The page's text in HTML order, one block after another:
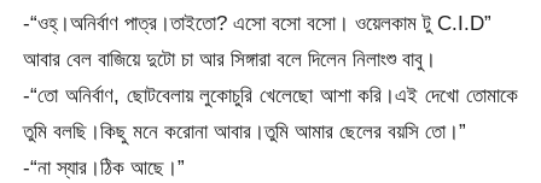
-“ওহ্।অনির্বাণ পাত্র।তাইতো? এসো বসো বসো। ওয়েলকাম টু C.I.D”
আবার বেল বাজিয়ে দুটো চা আর সিঙ্গারা বলে দিলেন নিলাংশু বাবু।
-“তো অনির্বাণ, ছোটবেলায় লুকোচুরি খেলেছো আশা করি।এই দেখো তোমাকে
তুমি বলছি।কিছু মনে করোনা আবার।তুমি আমার ছেলের বয়সি তো।”
-“না স্যার।ঠিক আছে।”